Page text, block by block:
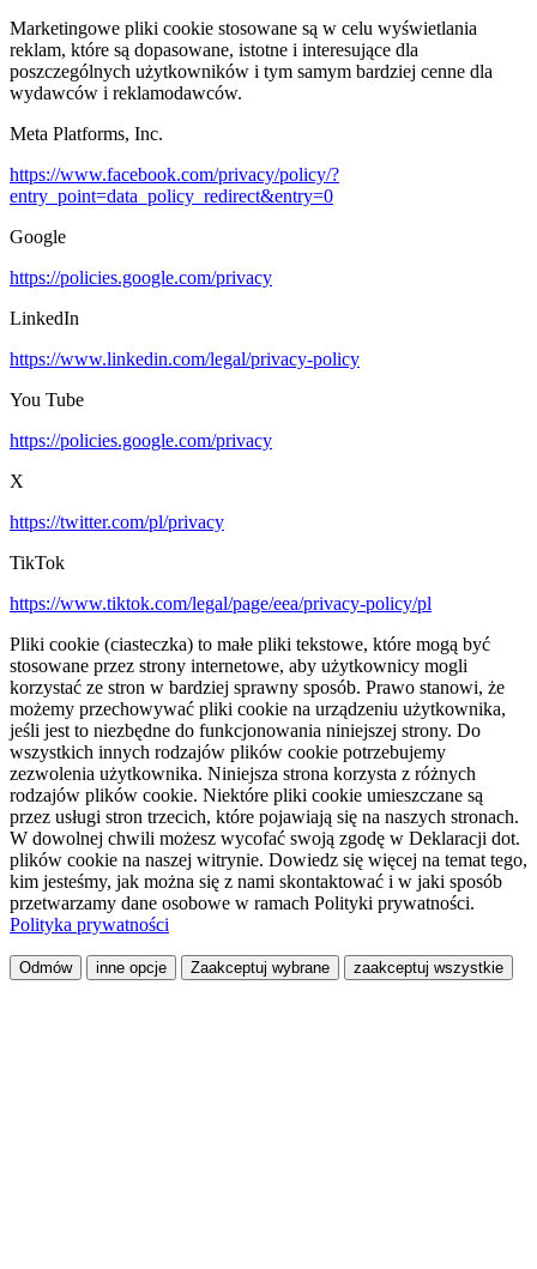
Marketingowe pliki cookie stosowane są w celu wyświetlania
reklam, które są dopasowane, istotne i interesujące dla
poszczególnych użytkowników i tym samym bardziej cenne dla
wydawców i reklamodawców.
Meta Platforms, Inc.
https://www.facebook.com/privacy/policy/?
entry_point=data_policy_redirect&entry=0
Google
https://policies.google.com/privacy
LinkedIn
https://www.linkedin.com/legal/privacy-policy
You Tube
https://policies.google.com/privacy
X
https://twitter.com/pl/privacy
TikTok
https://www.tiktok.com/legal/page/eea/privacy-policy/pl
Pliki cookie (ciasteczka) to małe pliki tekstowe, które mogą być
stosowane przez strony internetowe, aby użytkownicy mogli
korzystać ze stron w bardziej sprawny sposób. Prawo stanowi, że
możemy przechowywać pliki cookie na urządzeniu użytkownika,
jeśli jest to niezbędne do funkcjonowania niniejszej strony. Do
wszystkich innych rodzajów plików cookie potrzebujemy
zezwolenia użytkownika. Niniejsza strona korzysta z różnych
rodzajów plików cookie. Niektóre pliki cookie umieszczane są
przez usługi stron trzecich, które pojawiają się na naszych stronach.
W dowolnej chwili możesz wycofać swoją zgodę w Deklaracji dot.
plików cookie na naszej witrynie. Dowiedz się więcej na temat tego,
kim jesteśmy, jak można się z nami skontaktować i w jaki sposób
przetwarzamy dane osobowe w ramach Polityki prywatności.
Polityka prywatności
Odmów inne opcje Zaakceptuj wybrane zaakceptuj wszystkie